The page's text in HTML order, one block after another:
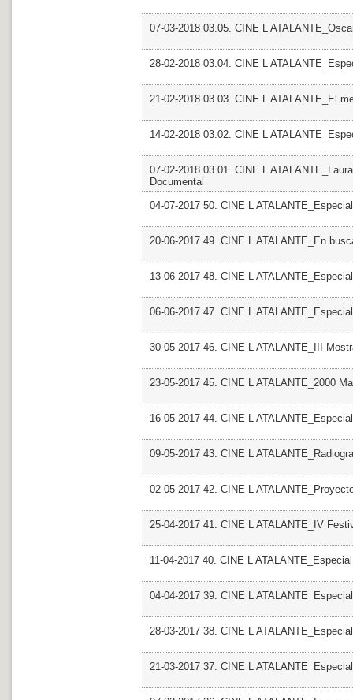
07-03-2018 03.05. CINE L
28-02-2018 03.04. CINE L
21-02-2018 03.03. CINE L ATALANTE_El
14-02-2018 03.02. CINE L
07-02-2018 03.01. CINE L
Documental
04-07-2017 50. CINE L
20-06-2017 49. CINE L ATALANTE_En
13-06-2017 48. CINE L
06-06-2017 47. CINE L
30-05-2017 46. CINE L ATALANTE_III
23-05-2017 45. CINE L ATALANTE_2000
16-05-2017 44. CINE L
09-05-2017 43. CINE L
02-05-2017 42. CINE L
25-04-2017 41. CINE L ATALANTE_IV
11-04-2017 40. CINE L
04-04-2017 39. CINE L
28-03-2017 38. CINE L
21-03-2017 37. CINE L